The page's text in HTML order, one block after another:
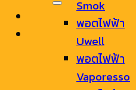
Smok
พอตไฟฟ้า
Uwell
พอตไฟฟ้า
Vaporesso